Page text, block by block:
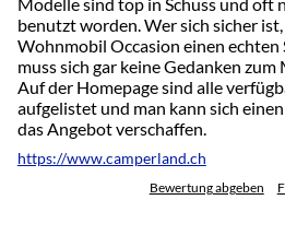
benutzt worden. Wer sich sicher
Wohnmobil Occasion einen echten
muss sich gar keine Gedanken zum
Auf der Homepage sind alle
aufgelistet und man kann sich
das Angebot verschaffen.
https://www.camperland.ch
Bewertung abgeben